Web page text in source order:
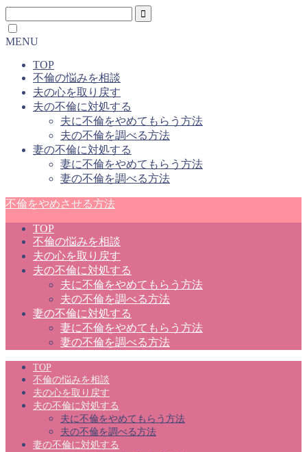
MENU
TOP
不倫の悩みを相談
夫の心を取り戻す
夫の不倫に対処する
夫に不倫をやめてもらう方法
夫の不倫を調べる方法
妻の不倫に対処する
妻に不倫をやめてもらう方法
妻の不倫を調べる方法
不倫をやめさせる方法
TOP
不倫の悩みを相談
夫の心を取り戻す
夫の不倫に対処する
夫に不倫をやめてもらう方法
夫の不倫を調べる方法
妻の不倫に対処する
妻に不倫をやめてもらう方法
妻の不倫を調べる方法
TOP
不倫の悩みを相談
夫の心を取り戻す
夫の不倫に対処する
夫に不倫をやめてもらう方法
夫の不倫を調べる方法
妻の不倫に対処する